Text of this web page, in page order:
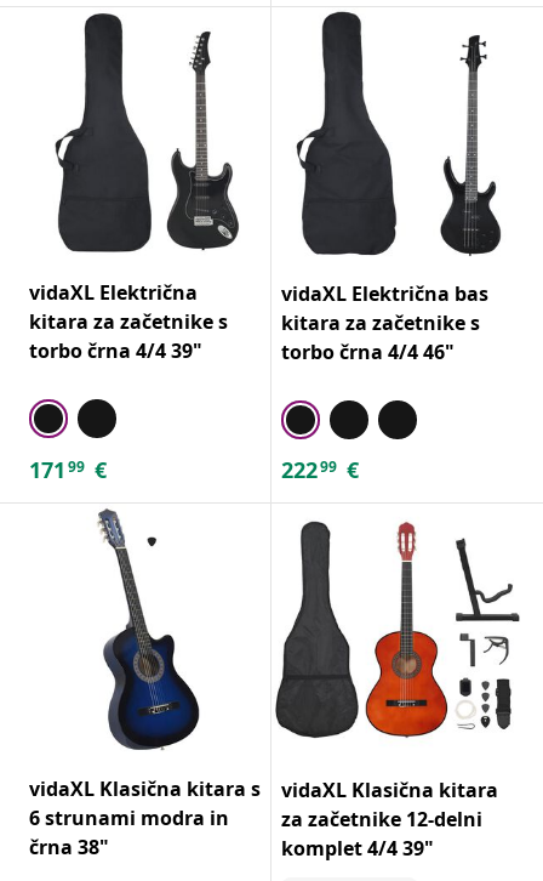
vidaXL Električna
kitara za začetnike s
torbo črna 4/4 39"
171 99 €
vidaXL Električna bas
kitara za začetnike s
torbo črna 4/4 46"
22299 €
vidaXL Klasična kitara s
6 strunami modra in
črna 38"
vidaXL Klasična kitara
za začetnike 12-delni
komplet 4/4 39"